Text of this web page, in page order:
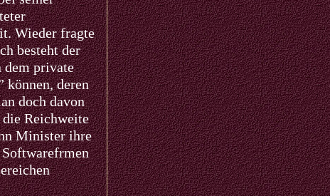
Wieder fragte
besteht der
dem private
können, deren
doch davon
die Reichweite
Minister ihre